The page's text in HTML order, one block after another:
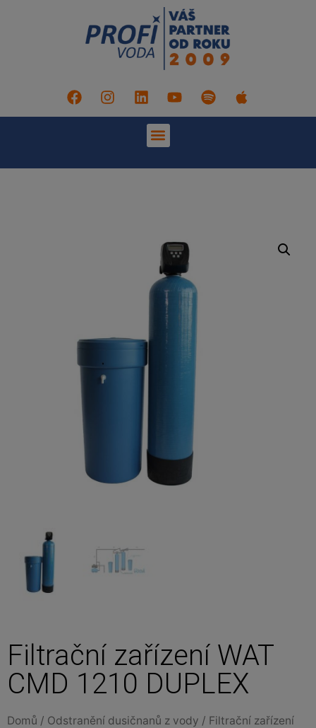
Filtrační zařízení WAT
CMD 1210 DUPLEX
Domů / Odstranění dusičnanů z vody / Filtrační zařízení